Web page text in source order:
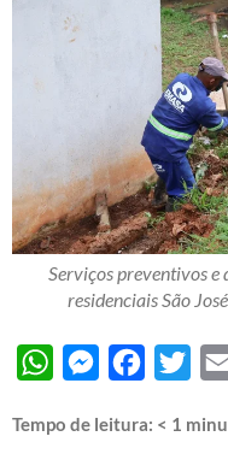
Serviços preventivos e
residenciais São
WhatsAppMessengerFacebook
Tempo de leitura: < 1